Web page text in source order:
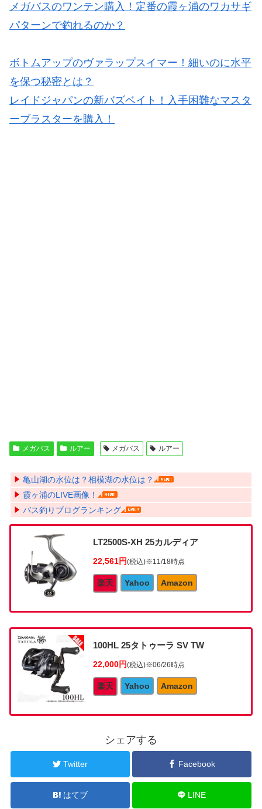
メガバスのワンテン購入！定番の霞ヶ浦のワカサギ
パターンで釣れるのか？
ボトムアップのヴァラップスイマー！細いのに水平
を保つ秘密とは？
レイドジャパンの新バズベイト！入手困難なマスタ
ーブラスターを購入！
メガバス ルアー メガバス ルアー
亀山湖の水位は？相模湖の水位は？
霞ヶ浦のLIVE画像！
バス釣りブログランキング
LT2500S-XH 25カルディア
22,561円(税込)※11/18時点
楽天 Yahoo Amazon
100HL 25タトゥーラ SV TW
22,000円(税込)※06/26時点
楽天 Yahoo Amazon
シェアする
Twitter Facebook
はてブ LINE